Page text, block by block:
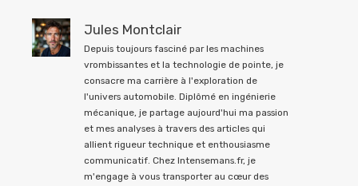
Jules Montclair
Depuis toujours fasciné par les machines
vrombissantes et la technologie de pointe, je
consacre ma carrière à l'exploration de
l'univers automobile. Diplômé en ingénierie
mécanique, je partage aujourd'hui ma passion
et mes analyses à travers des articles qui
allient rigueur technique et enthousiasme
communicatif. Chez Intensemans.fr, je
m'engage à vous transporter au cœur des